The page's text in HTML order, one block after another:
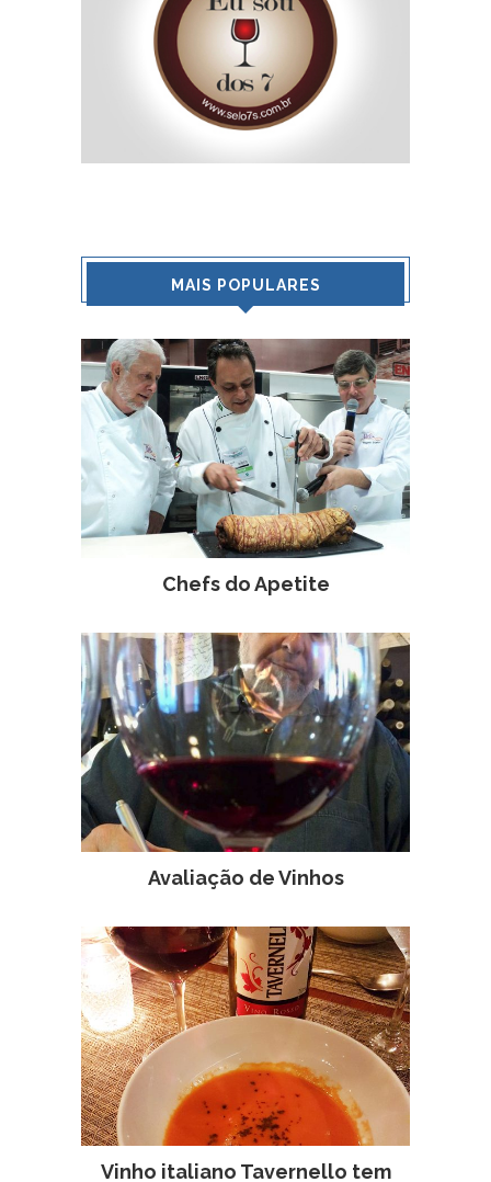
MAIS POPULARES
Chefs do Apetite
Avaliação de Vinhos
Vinho italiano Tavernello tem